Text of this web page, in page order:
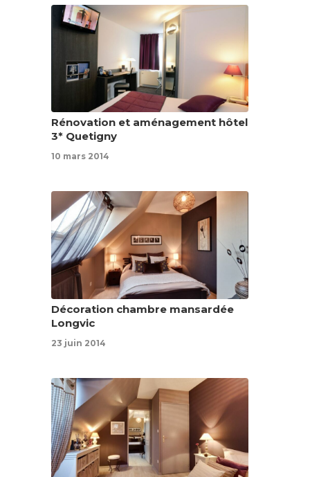
Rénovation et aménagement hôtel
3* Quetigny
10 mars 2014
Décoration chambre mansardée
Longvic
23 juin 2014